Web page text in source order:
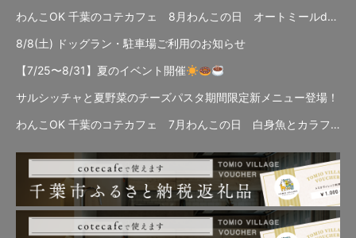
わんこOK 千葉のコテカフェ 8月わんこの日 オートミールdeローストビーフライス
8/8(土) ドッグラン・駐車場ご利用のお知らせ
【7/25〜8/31】夏のイベント開催
サルシッチャと夏野菜のチーズパスタ期間限定新メニュー登場！
わんこOK 千葉のコテカフェ 7月わんこの日 白身魚とカラフルやさいのオムレツ